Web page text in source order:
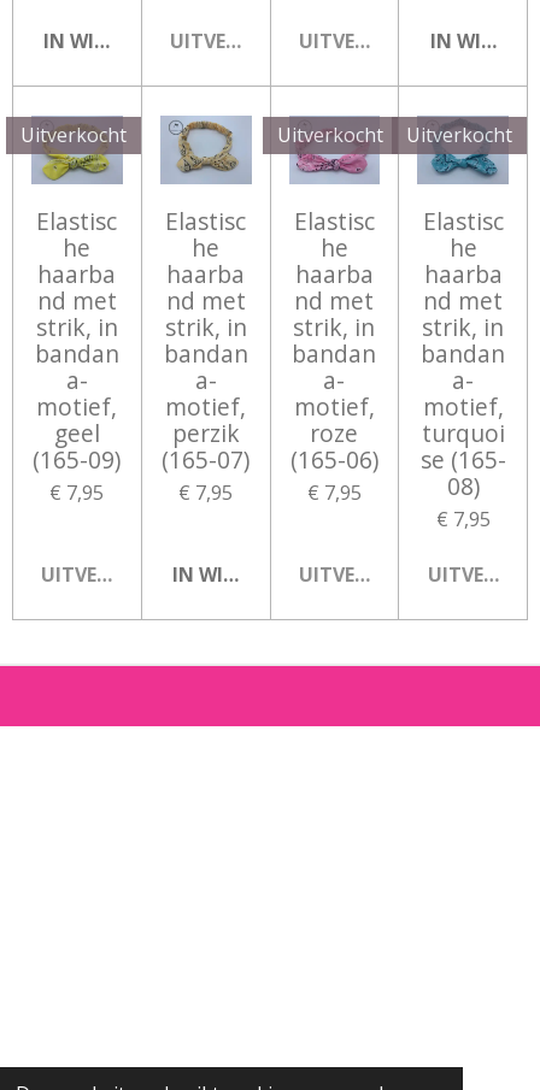
IN WINKELWAGENUITVERKOCHTUITVERKOCHTIN
Uitverkocht
Elastisc
he
haarba
nd met
strik, in
bandan
a-
motief,
geel
(165-09)
€ 7,95
UITVERKOCHT
Elastisc
he
haarba
nd met
strik, in
bandan
a-
motief,
perzik
(165-07)
€ 7,95
IN WINKELWAGEN
Uitverkocht
Elastisc
he
haarba
nd met
strik, in
bandan
a-
motief,
roze
(165-06)
€ 7,95
UITVERKOCHT
Uitverkocht
Elastisc
he
haarba
nd met
strik, in
bandan
a-
motief,
turquoi
se (165-
08)
€ 7,95